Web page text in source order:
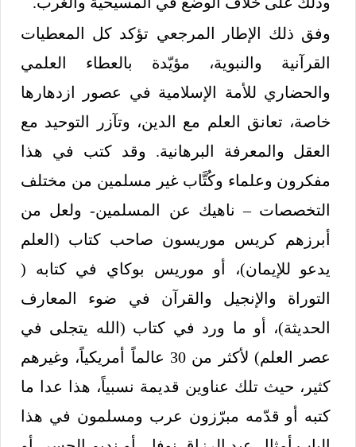
وفق ذلك الإطار المرجعي تؤكد كل المعطيات
القرآنية والنبوية، مؤيّدة بالعطاء العلمي
والحضاري للأمة الإسلامية في عصور ازدهارها
خاصة، تعانق العلم مع الدين، وتآزر التوحيد مع
العقل والمعرفة البرهانية. وقد كتب في هذا
مفكرون وعلماء وكُتَّاب غير مسلمين من مختلف
التخصصات – ناهيك عن المسلمين- ولعل من
أبرزهم كريس موريسون صاحب كتاب (العلم
يدعو للإيمان)، أو موريس بوكاي في كتابه (
التوراة والإنجيل والقرآن في ضوء المعارف
الحديثة)، أو ما ورد في كتاب (الله يتجلى في
عصر العلم) لأكثر من 30 عالماً أمريكياً، وغيرهم
كثير، حيث تلك عناوين قديمة نسبياً، هذا عدا ما
كتبه أو قدّمه مبرّزون عرب ومسلمون في هذا